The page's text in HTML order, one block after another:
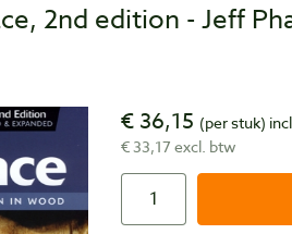
2nd edition - Jeff
€ 36,15 (per stuk)
€ 33,17 excl. btw